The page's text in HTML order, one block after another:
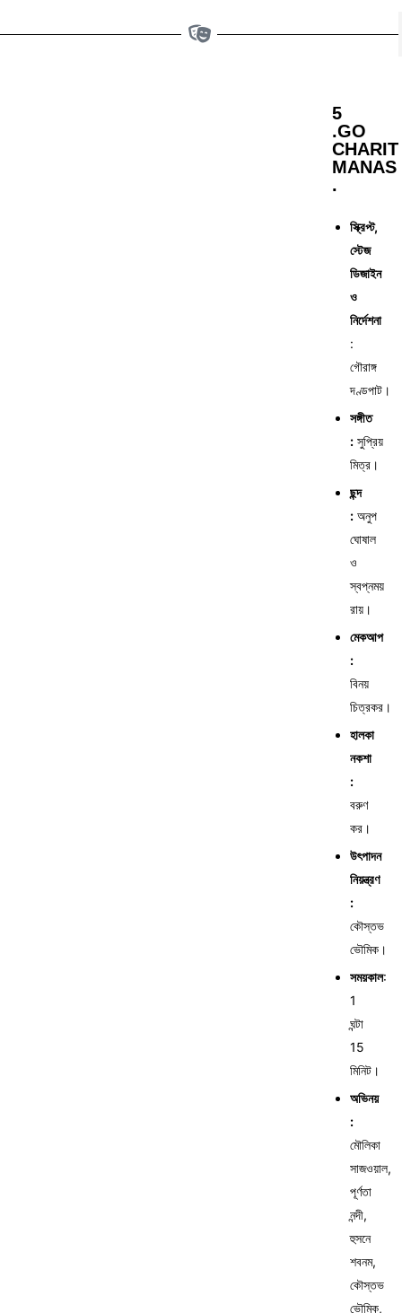
5
.GO
CHARIT
MANAS
.
স্ক্রিপ্ট,
স্টেজ
ডিজাইন
ও
নির্দেশনা
:
গৌরাঙ্গ
দণ্ডপাট।
সঙ্গীত
: সুপ্রিয়
মিত্র।
ছন্দ
: অনুপ
ঘোষাল
ও
স্বপ্নময়
রায়।
মেকআপ
:
বিনয়
চিত্রকর।
হালকা
নকশা
:
বরুণ
কর।
উৎপাদন
নিয়ন্ত্রণ
:
কৌস্তভ
ভৌমিক।
সময়কাল:
1
ঘন্টা
15
মিনিট।
অভিনয়
:
মৌলিকা
সাজওয়াল,
পূর্ণতা
নন্দী,
হুসনে
শবনম,
কৌস্তভ
ভৌমিক,